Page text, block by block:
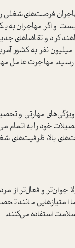
فرصت‌های شغلی را
و اگر مهاجران به
کرد و تقاضاهای
خواهند آورند. بین سال‌های 1900 تا 1915
رسید. مهاجرت عامل
مهارتی و
21 سالگی یا پس از آن تحصیلات
بالا، ظرفیت‌های
جوان‌تر و فعال‌تر از
امتیازهایی مانند
استفاده می‌کنند.